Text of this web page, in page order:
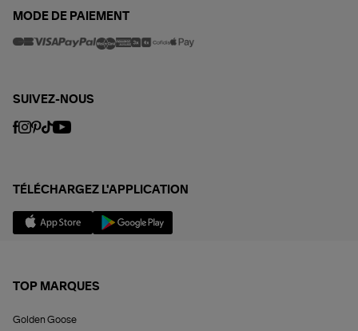
MODE DE PAIEMENT
SUIVEZ-NOUS
TÉLÉCHARGEZ L'APPLICATION
TOP MARQUES
Golden Goose